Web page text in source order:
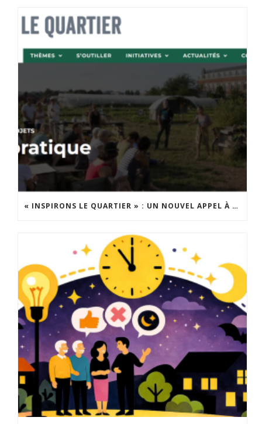
« INSPIRONS LE QUARTIER » : UN NOUVEL APPEL À PROJETS EST LANCÉ !